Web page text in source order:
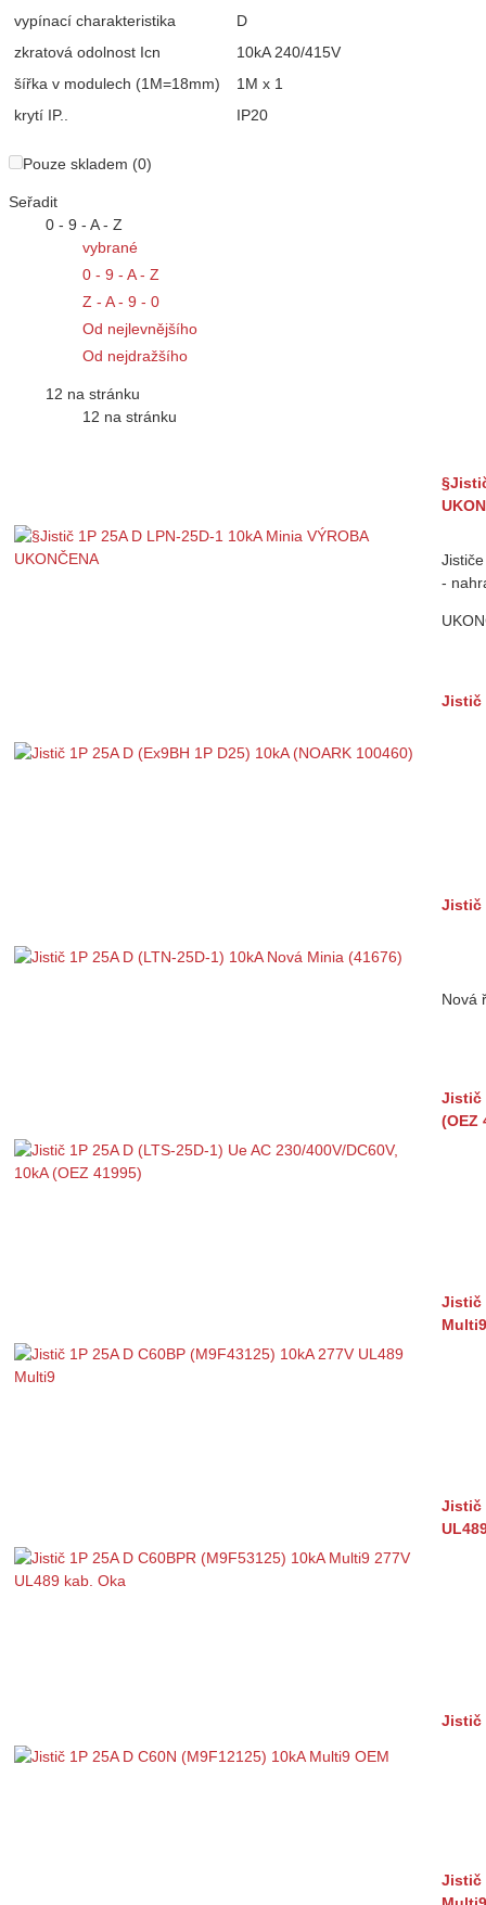
vypínací charakteristika
D
zkratová odolnost Icn
10kA 240/415V
šířka v modulech (1M=18mm)
1M x 1
krytí IP..
IP20
Pouze skladem (0)
Seřadit
0 - 9 - A - Z
vybrané
0 - 9 - A - Z
Z - A - 9 - 0
Od nejlevnějšího
Od nejdražšího
12 na stránku
12 na stránku
-
Jistič
Jistič
Nová
Jistič
(OEZ
Jistič
Multi9
Jistič
Jistič
Jistič